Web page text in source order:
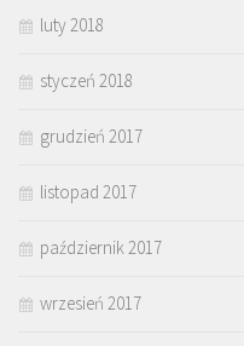
luty 2018
styczeń 2018
grudzień 2017
listopad 2017
październik 2017
wrzesień 2017